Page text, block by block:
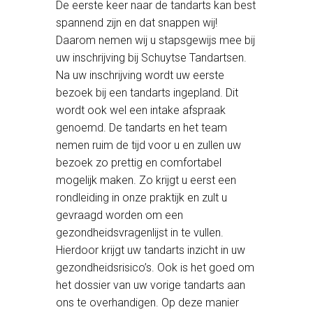
De eerste keer naar de tandarts kan best
spannend zijn en dat snappen wij!
Daarom nemen wij u stapsgewijs mee bij
uw inschrijving bij Schuytse Tandartsen.
Na uw inschrijving wordt uw eerste
bezoek bij een tandarts ingepland. Dit
wordt ook wel een intake afspraak
genoemd. De tandarts en het team
nemen ruim de tijd voor u en zullen uw
bezoek zo prettig en comfortabel
mogelijk maken. Zo krijgt u eerst een
rondleiding in onze praktijk en zult u
gevraagd worden om een
gezondheidsvragenlijst in te vullen.
Hierdoor krijgt uw tandarts inzicht in uw
gezondheidsrisico’s. Ook is het goed om
het dossier van uw vorige tandarts aan
ons te overhandigen. Op deze manier